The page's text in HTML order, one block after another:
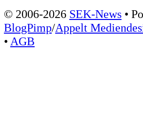
© 2006-2026 SEK-News •
BlogPimp/Appelt
• AGB